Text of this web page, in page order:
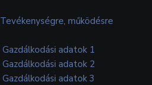
működésre
adatok 1
adatok 2
adatok 3